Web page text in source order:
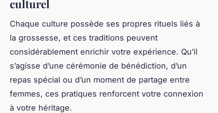
culturel
Chaque culture possède ses propres rituels liés à
la grossesse, et ces traditions peuvent
considérablement enrichir votre expérience. Qu’il
s’agisse d’une cérémonie de bénédiction, d’un
repas spécial ou d’un moment de partage entre
femmes, ces pratiques renforcent votre connexion
à votre héritage.